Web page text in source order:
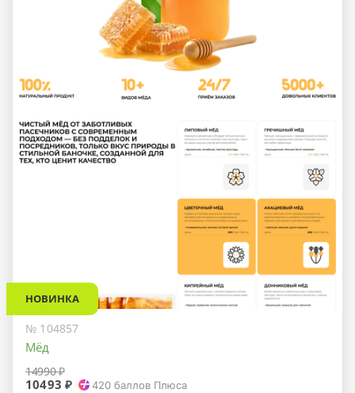
НОВИНКА
№ 104857
Мёд
14990 ₽
10493 ₽ 420 баллов Плюса